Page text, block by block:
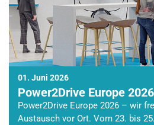
01. Juni 2026
Power2Drive Europe 2026
Power2Drive Europe 2026 – wir
Austausch vor Ort. Vom 23. bis